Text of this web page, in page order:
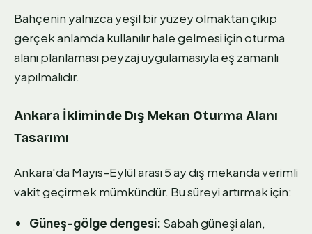
Bahçenin yalnızca yeşil bir yüzey olmaktan çıkıp
gerçek anlamda kullanılır hale gelmesi için oturma
alanı planlaması peyzaj uygulamasıyla eş zamanlı
yapılmalıdır.
Ankara İkliminde Dış Mekan Oturma Alanı
Tasarımı
Ankara'da Mayıs–Eylül arası 5 ay dış mekanda verimli
vakit geçirmek mümkündür. Bu süreyi artırmak için:
Güneş-gölge dengesi: Sabah güneşi alan,